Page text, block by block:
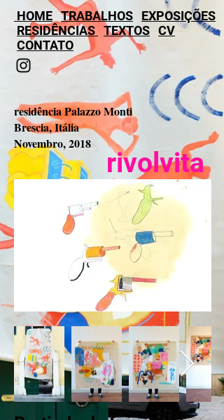
HOME TRABALHOS
EXPOSIÇÕES
RESIDÊNCIAS TEXTOS CV
CONTATO
residência Palazzo Monti
Brescia, Itália
Novembro, 2018
rivolvita